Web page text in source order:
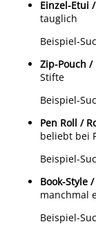
Einzel-Etui
tauglich
Beispiel-
Zip-Pouch /
Stifte
Beispiel-
Pen Roll /
beliebt bei
Beispiel-
Book-Style
manchmal
Beispiel-